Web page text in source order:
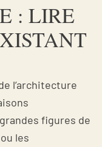
: LIRE
l’architecture
figures de
les